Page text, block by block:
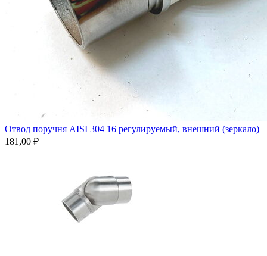
Отвод поручня AISI 304 16 регулируемый, внешний (зеркало)
181,00 ₽